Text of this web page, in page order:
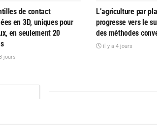
de contact
en 3D, uniques pour
en seulement 20
jours
L’agriculture par
progresse vers le
des méthodes
il y a 4 jours